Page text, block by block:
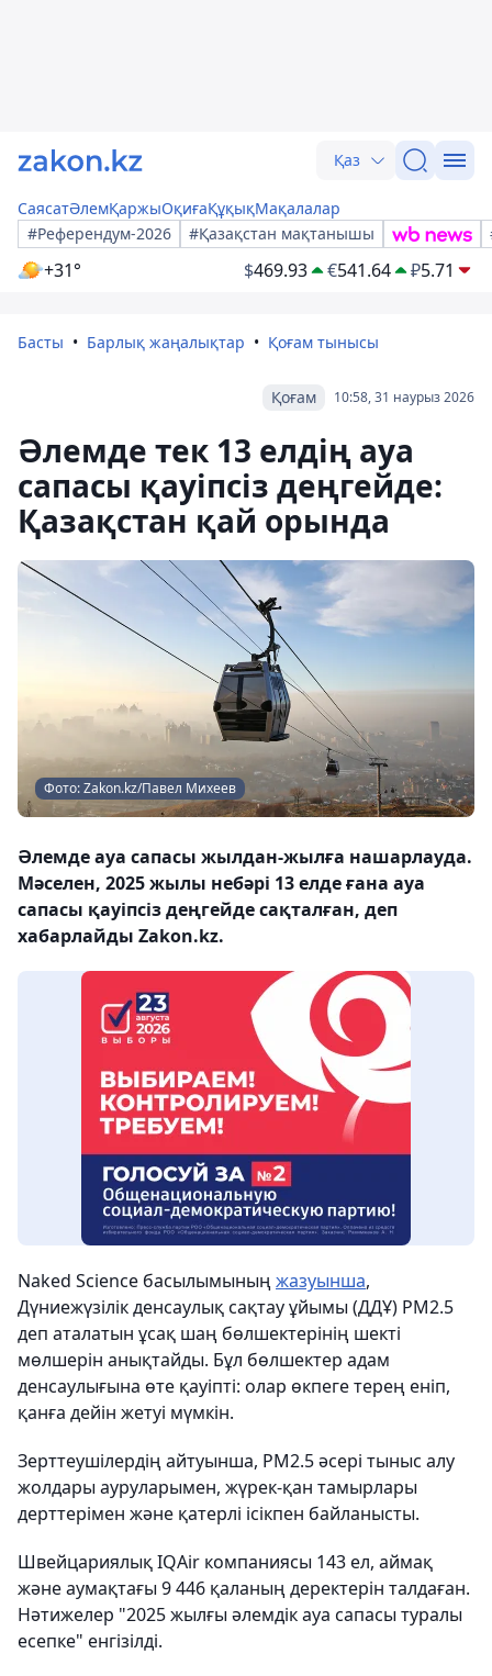
Қаз
СаясатӘлемҚаржыОқиғаҚұқықМақалалар
#Референдум-2026
#Қазақстан мақтанышы
+31° $469.93 €541.64 ₽5.71
Басты Барлық жаңалықтар Қоғам тынысы
10:58, 31 наурыз 2026
Қоғам
Әлемде тек 13 елдің ауа
сапасы қауіпсіз деңгейде:
Қазақстан қай орында
Фото: Zakon.kz/Павел Михеев
Әлемде ауа сапасы жылдан-жылға нашарлауда.
Мәселен, 2025 жылы небәрі 13 елде ғана ауа
сапасы қауіпсіз деңгейде сақталған, деп
хабарлайды Zakon.kz.
Naked Science басылымының жазуынша,
Дүниежүзілік денсаулық сақтау ұйымы (ДДҰ) PM2.5
деп аталатын ұсақ шаң бөлшектерінің шекті
мөлшерін анықтайды. Бұл бөлшектер адам
денсаулығына өте қауіпті: олар өкпеге терең еніп,
қанға дейін жетуі мүмкін.
Зерттеушілердің айтуынша, PM2.5 әсері тыныс алу
жолдары ауруларымен, жүрек-қан тамырлары
дерттерімен және қатерлі ісікпен байланысты.
Швейцариялық IQAir компаниясы 143 ел, аймақ
және аумақтағы 9 446 қаланың деректерін талдаған.
Нәтижелер "2025 жылғы әлемдік ауа сапасы туралы
есепке" енгізілді.